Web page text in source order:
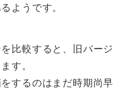
ようです。
比較すると、旧バージ
す。
するのはまだ時期尚早